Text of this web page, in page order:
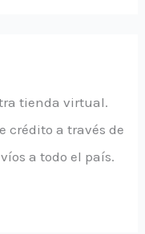
tienda virtual.
crédito a través de
a todo el país.